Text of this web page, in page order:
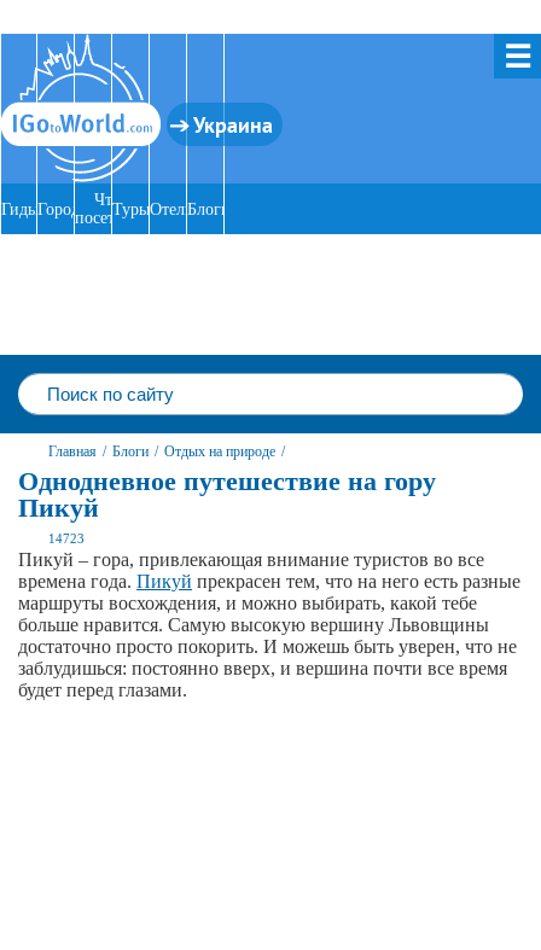
☰
Украина
ГидыГорода
Что
посетить
ТурыОтелиБлоги
Главная / Блоги / Отдых на природе /
Однодневное путешествие на гору
Пикуй
14723
Пикуй – гора, привлекающая внимание туристов во все
времена года. Пикуй прекрасен тем, что на него есть разные
маршруты восхождения, и можно выбирать, какой тебе
больше нравится. Самую высокую вершину Львовщины
достаточно просто покорить. И можешь быть уверен, что не
заблудишься: постоянно вверх, и вершина почти все время
будет перед глазами.